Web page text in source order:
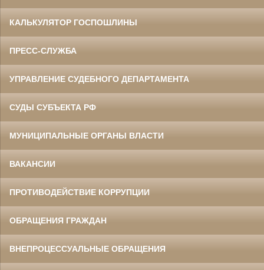
КАЛЬКУЛЯТОР ГОСПОШЛИНЫ
ПРЕСС-СЛУЖБА
УПРАВЛЕНИЕ СУДЕБНОГО ДЕПАРТАМЕНТА
СУДЫ СУБЪЕКТА РФ
МУНИЦИПАЛЬНЫЕ ОРГАНЫ ВЛАСТИ
ВАКАНСИИ
ПРОТИВОДЕЙСТВИЕ КОРРУПЦИИ
ОБРАЩЕНИЯ ГРАЖДАН
ВНЕПРОЦЕССУАЛЬНЫЕ ОБРАЩЕНИЯ